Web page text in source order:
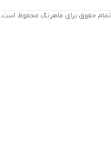
تمام حقوق برای ماهرنگ محفوظ است.